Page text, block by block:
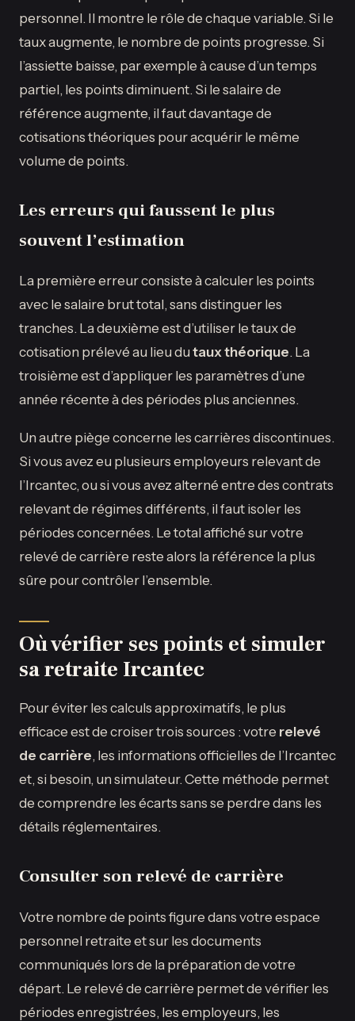
personnel. Il montre le rôle de chaque variable. Si le
taux augmente, le nombre de points progresse. Si
l’assiette baisse, par exemple à cause d’un temps
partiel, les points diminuent. Si le salaire de
référence augmente, il faut davantage de
cotisations théoriques pour acquérir le même
volume de points.
Les erreurs qui faussent le plus
souvent l’estimation
La première erreur consiste à calculer les points
avec le salaire brut total, sans distinguer les
tranches. La deuxième est d’utiliser le taux de
cotisation prélevé au lieu dutaux théorique. La
troisième est d’appliquer les paramètres d’une
année récente à des périodes plus anciennes.
Un autre piège concerne les carrières discontinues.
Si vous avez eu plusieurs employeurs relevant de
l’Ircantec, ou si vous avez alterné entre des contrats
relevant de régimes différents, il faut isoler les
périodes concernées. Le total affiché sur votre
relevé de carrière reste alors la référence la plus
sûre pour contrôler l’ensemble.
Où vérifier ses points et simuler
sa retraite Ircantec
Pour éviter les calculs approximatifs, le plus
efficace est de croiser trois sources : votre relevé
de carrière, les informations officielles de l’Ircantec
et, si besoin, un simulateur. Cette méthode permet
de comprendre les écarts sans se perdre dans les
détails réglementaires.
Consulter son relevé de carrière
Votre nombre de points figure dans votre espace
personnel retraite et sur les documents
communiqués lors de la préparation de votre
départ. Le relevé de carrière permet de vérifier les
périodes enregistrées, les employeurs, les